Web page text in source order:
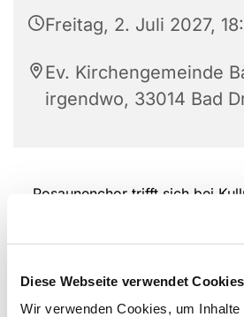
Diese Webseite verwendet Cookies
Wir verwenden Cookies, um Inhalte
Freitag, 2. Juli 2027,
Ev. Kirchengemeinde
irgendwo, 33014 Bad
Posaunenchor trifft sich bei